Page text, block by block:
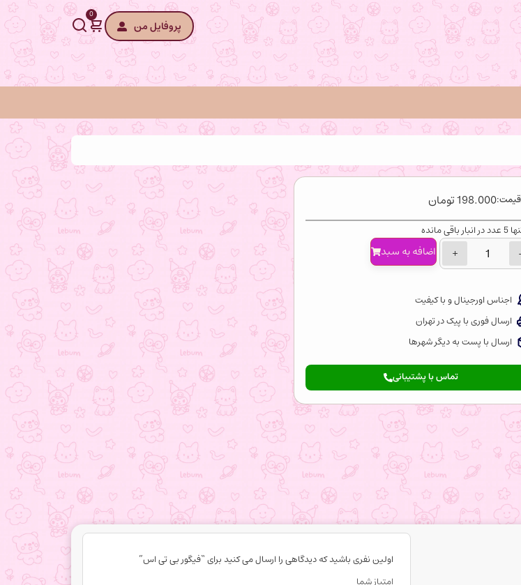
0
پروفایل من
قیمت:198.000تومان
انبار باقی مانده
+ اضافه‌ به سبد
اجناس اورجینال و با کیفیت
ارسال فوری با پیک در تهران
ارسال با پست به دیگر شهرها
تماس با پشتیبانی
اولین نفری باشید که دیدگاهی را ارسال می کنید برای “فیگور بی تی اس”
امتیاز شما